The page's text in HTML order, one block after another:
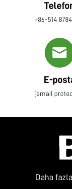
+86-514
E-
[email
Daha